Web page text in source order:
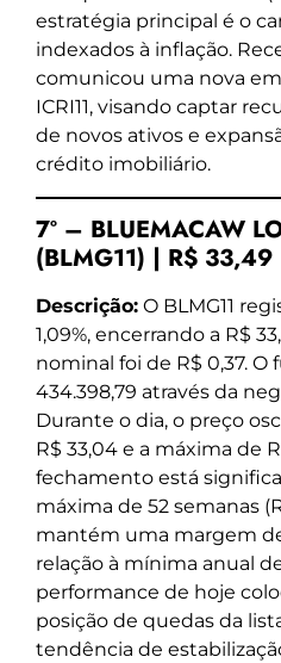
estratégia principal é o
indexados à inflação.
comunicou uma nova
ICRI11, visando captar
de novos ativos e
crédito imobiliário.
7º – BLUEMACAW
(BLMG11) | R$ 33,49
Descrição: O BLMG11
1,09%, encerrando a R$
nominal foi de R$ 0,37.
434.398,79 através da
Durante o dia, o preço
R$ 33,04 e a máxima de
fechamento está
máxima de 52 semanas
mantém uma margem
relação à mínima anual de
performance de hoje
posição de quedas da
tendência de